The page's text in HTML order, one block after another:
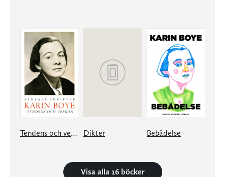
Tendens och verkan Dikter Bebådelse
Visa alla 16 böcker